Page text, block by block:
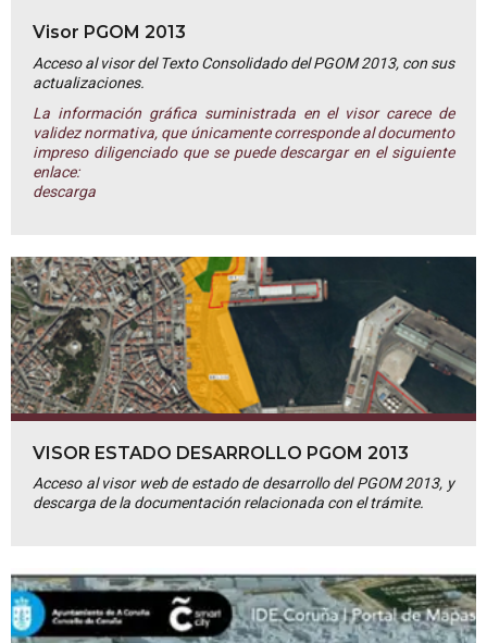
Visor PGOM 2013
Acceso al visor del Texto Consolidado del PGOM 2013, con sus
actualizaciones.
La información gráfica suministrada en el visor carece de
validez normativa, que únicamente corresponde al documento
impreso diligenciado que se puede descargar en el siguiente
enlace:
descarga
VISOR ESTADO DESARROLLO PGOM 2013
Acceso al visor web de estado de desarrollo del PGOM 2013, y
descarga de la documentación relacionada con el trámite.